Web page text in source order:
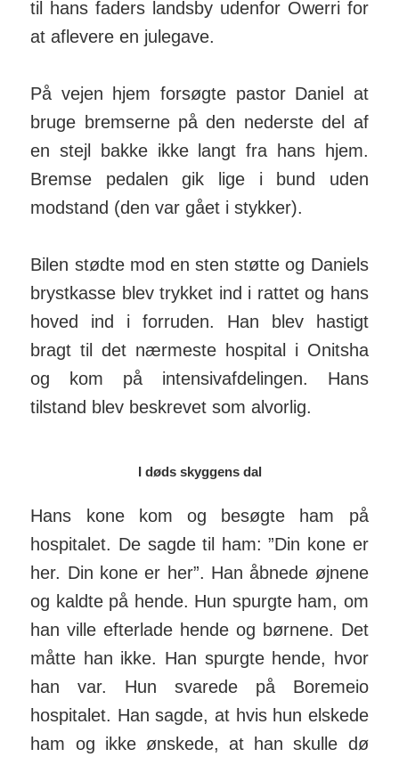
til hans faders landsby udenfor Owerri for
at aflevere en julegave.
På vejen hjem forsøgte pastor Daniel at
bruge bremserne på den nederste del af
en stejl bakke ikke langt fra hans hjem.
Bremse pedalen gik lige i bund uden
modstand (den var gået i stykker).
Bilen stødte mod en sten støtte og Daniels
brystkasse blev trykket ind i rattet og hans
hoved ind i forruden. Han blev hastigt
bragt til det nærmeste hospital i Onitsha
og kom på intensivafdelingen. Hans
tilstand blev beskrevet som alvorlig.
I døds skyggens dal
Hans kone kom og besøgte ham på
hospitalet. De sagde til ham: ”Din kone er
her. Din kone er her”. Han åbnede øjnene
og kaldte på hende. Hun spurgte ham, om
han ville efterlade hende og børnene. Det
måtte han ikke. Han spurgte hende, hvor
han var. Hun svarede på Boremeio
hospitalet. Han sagde, at hvis hun elskede
ham og ikke ønskede, at han skulle dø